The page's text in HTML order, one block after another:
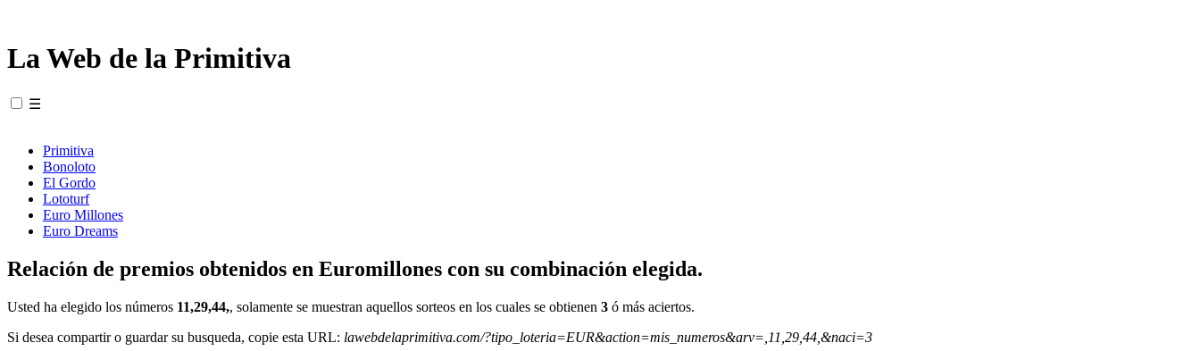
La Web de la Primitiva
☰
Primitiva
Bonoloto
El Gordo
Lototurf
Euro Millones
Euro Dreams
Relación de premios obtenidos en Euromillones con su combinación elegida.
Usted ha elegido los números 11,29,44,, solamente se muestran aquellos sorteos en los cuales se obtienen 3 ó más aciertos.
Si desea compartir o guardar su busqueda, copie esta URL: lawebdelaprimitiva.com/?tipo_loteria=EUR&action=mis_numeros&arv=,11,29,44,&naci=3